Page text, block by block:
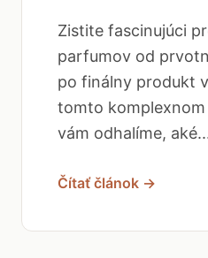
Zistite fascinujúci
parfumov od
po finálny produkt
tomto
vám odhalíme,
Čítať článok →